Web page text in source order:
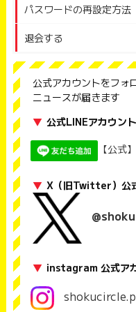
パスワードの再設定方法
退会する
公式アカウントをフォ
ニュースが届きます
▼ 公式LINEアカウント
【公式
▼ X（旧Twitter）公
▼ instagram 公式ア